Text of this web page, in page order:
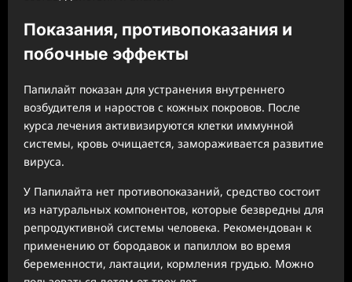
Показания, противопоказания и
побочные эффекты
Папилайт показан для устранения внутреннего
возбудителя и наростов с кожных покровов. После
курса лечения активизируются клетки иммунной
системы, кровь очищается, замораживается развитие
вируса.
У Папилайта нет противопоказаний, средство состоит
из натуральных компонентов, которые безвредны для
репродуктивной системы человека. Рекомендован к
применению от бородавок и папиллом во время
беременности, лактации, кормления грудью. Можно